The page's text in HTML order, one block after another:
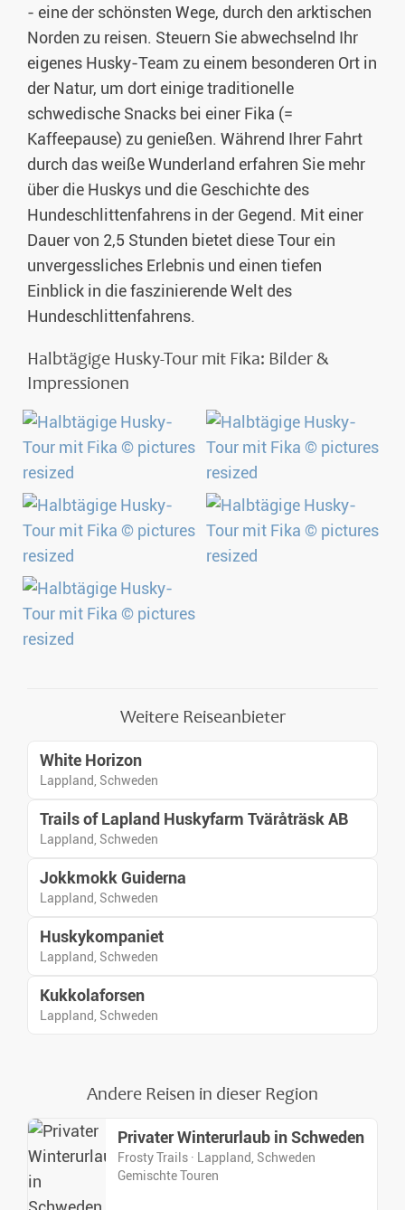
- eine der schönsten Wege, durch den arktischen
Norden zu reisen. Steuern Sie abwechselnd Ihr
eigenes Husky-Team zu einem besonderen Ort in
der Natur, um dort einige traditionelle
schwedische Snacks bei einer Fika (=
Kaffeepause) zu genießen. Während Ihrer Fahrt
durch das weiße Wunderland erfahren Sie mehr
über die Huskys und die Geschichte des
Hundeschlittenfahrens in der Gegend. Mit einer
Dauer von 2,5 Stunden bietet diese Tour ein
unvergessliches Erlebnis und einen tiefen
Einblick in die faszinierende Welt des
Hundeschlittenfahrens.
Halbtägige Husky-Tour mit Fika: Bilder &
Impressionen
Weitere Reiseanbieter
White Horizon
Lappland, Schweden
Trails of Lapland Huskyfarm Tväråträsk AB
Lappland, Schweden
Jokkmokk Guiderna
Lappland, Schweden
Huskykompaniet
Lappland, Schweden
Kukkolaforsen
Lappland, Schweden
Andere Reisen in dieser Region
Privater Winterurlaub in Schweden
Frosty Trails · Lappland, Schweden
Gemischte Touren